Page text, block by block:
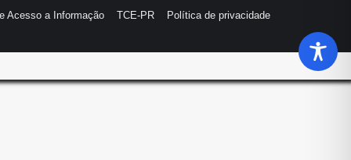
Acesso a Informação TCE-PR
Política de privacidade